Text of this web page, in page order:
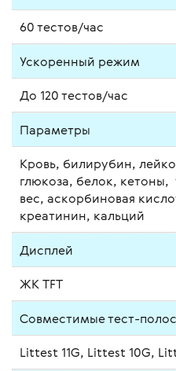
60 тестов/час
Ускоренный режим
До 120 тестов/час
Параметры
Кровь, билирубин,
глюкоза, белок,
вес, аскорбиновая
креатинин, кальций
Дисплей
ЖК TFT
Совместимые тест-
Littest 11G, Littest 10G,